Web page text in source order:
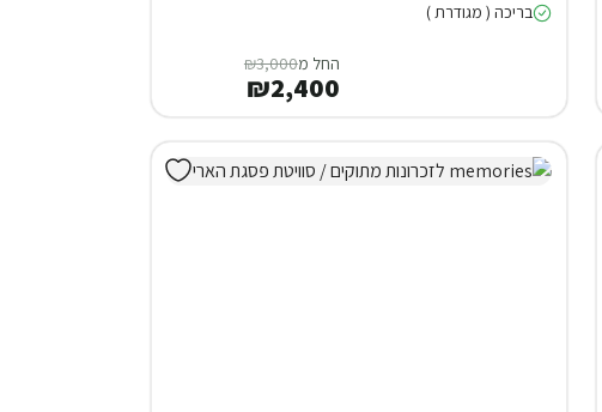
בריכה ( מגודרת )
החל מ₪3,000
₪2,400